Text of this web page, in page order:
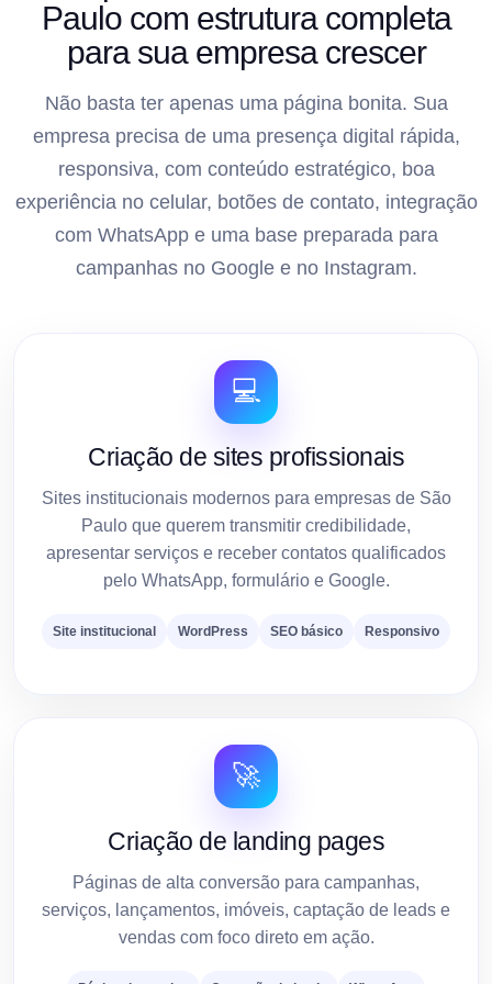
Paulo com estrutura completa
para sua empresa crescer
Não basta ter apenas uma página bonita. Sua
empresa precisa de uma presença digital rápida,
responsiva, com conteúdo estratégico, boa
experiência no celular, botões de contato, integração
com WhatsApp e uma base preparada para
campanhas no Google e no Instagram.
💻
Criação de sites profissionais
Sites institucionais modernos para empresas de São
Paulo que querem transmitir credibilidade,
apresentar serviços e receber contatos qualificados
pelo WhatsApp, formulário e Google.
Site institucional WordPress SEO básico Responsivo
🚀
Criação de landing pages
Páginas de alta conversão para campanhas,
serviços, lançamentos, imóveis, captação de leads e
vendas com foco direto em ação.